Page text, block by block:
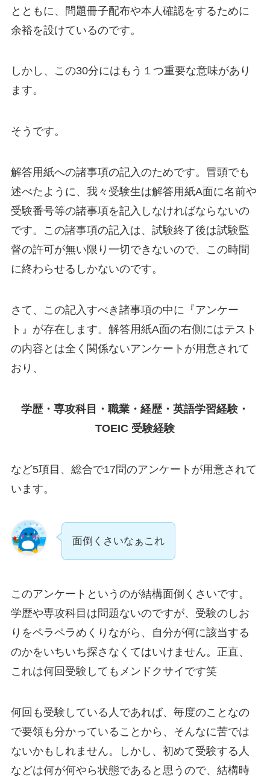
とともに、問題冊子配布や本人確認をするために
余裕を設けているのです。
しかし、この30分にはもう１つ重要な意味があり
ます。
そうです。
解答用紙への諸事項の記入のためです。冒頭でも
述べたように、我々受験生は解答用紙A面に名前や
受験番号等の諸事項を記入しなければならないの
です。この諸事項の記入は、試験終了後は試験監
督の許可が無い限り一切できないので、この時間
に終わらせるしかないのです。
さて、この記入すべき諸事項の中に『アンケー
ト』が存在します。解答用紙A面の右側にはテスト
の内容とは全く関係ないアンケートが用意されて
おり、
学歴・ 専攻科目・ 職業・経歴・ 英語学習経験・
TOEIC 受験経験
など5項目、総合で17問のアンケートが用意されて
います。
面倒くさいなぁこれ
このアンケートというのが結構面倒くさいです。
学歴や専攻科目は問題ないのですが、受験のしお
りをペラペラめくりながら、自分が何に該当する
のかをいちいち探さなくてはいけません。正直、
これは何回受験してもメンドクサイです笑
何回も受験している人であれば、毎度のことなの
で要領も分かっていることから、そんなに苦では
ないかもしれません。しかし、初めて受験する人
などは何が何やら状態であると思うので、結構時